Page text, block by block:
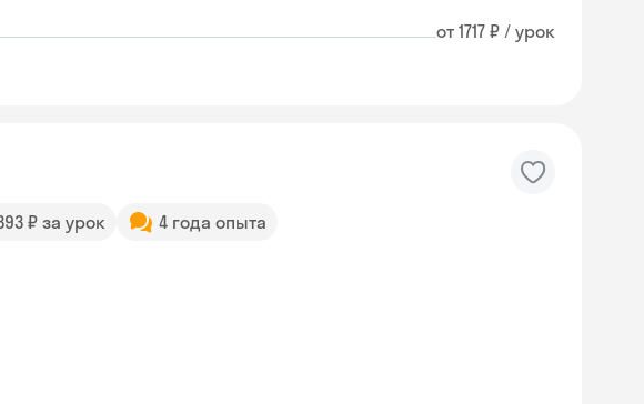
от 1717 ₽ / урок
₽ за урок 4 года опыта